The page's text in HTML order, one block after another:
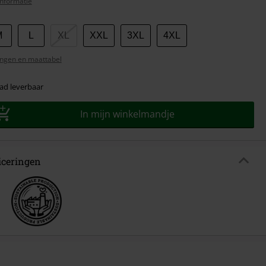
XL XXL 3XL 4XL
en maattabel
leverbaar
In mijn winkelmandje